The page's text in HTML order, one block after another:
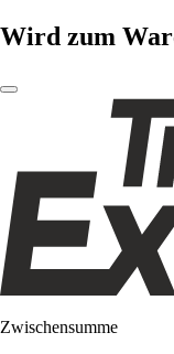
Wird zum
Zwischensumme